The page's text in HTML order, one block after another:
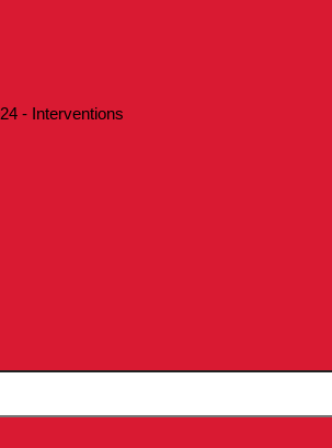
- Interventions